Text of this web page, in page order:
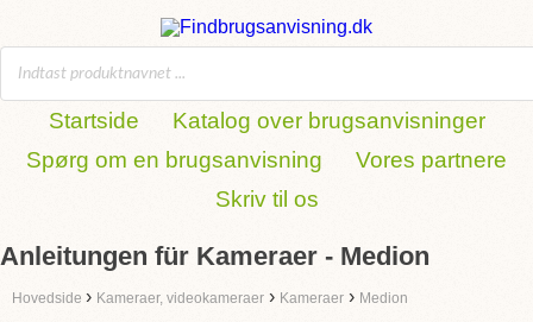
Startside
Katalog over brugsanvisninger
Spørg om en brugsanvisning
Vores partnere
Skriv til os
Anleitungen für Kameraer - Medion
Hovedside › Kameraer, videokameraer › Kameraer › Medion